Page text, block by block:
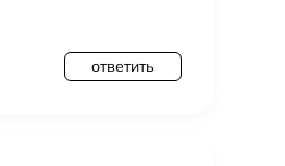
ответить